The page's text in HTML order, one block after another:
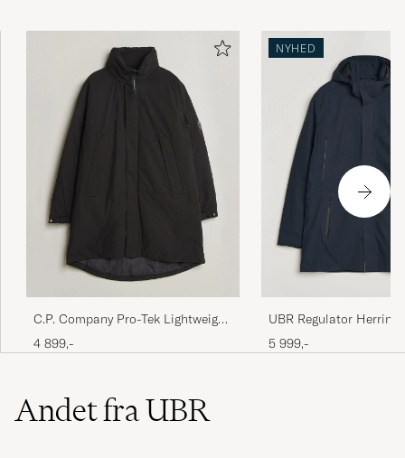
C.P. Company Pro-Tek Lightweight
Padded Parka Black
4 899,-
NYHED
UBR Regulator
Navy
5 999,-
Andet fra UBR